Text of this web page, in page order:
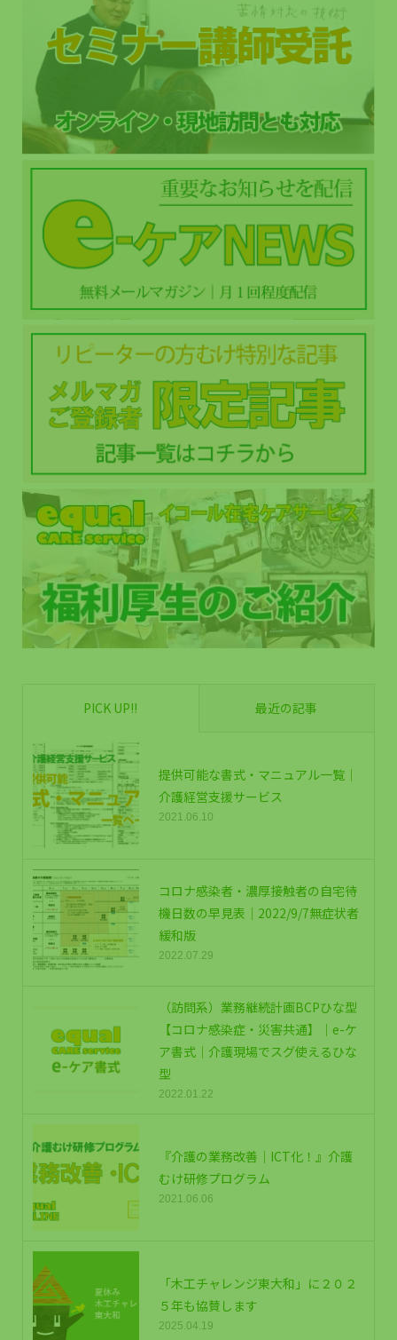
PICK UP!! 最近の記事
提供可能な書式・マニュアル一覧｜
介護経営支援サービス
2021.06.10
コロナ感染者・濃厚接触者の自宅待
機日数の早見表｜2022/9/7無症状者
緩和版
2022.07.29
（訪問系）業務継続計画BCPひな型
【コロナ感染症・災害共通】｜e-ケ
ア書式｜介護現場でスグ使えるひな
型
2022.01.22
『介護の業務改善｜ICT化！』介護
むけ研修プログラム
2021.06.06
「木工チャレンジ東大和」に２０２
５年も協賛します
2025.04.19